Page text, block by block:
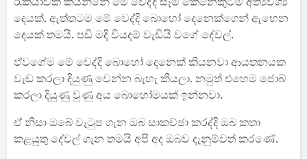
දෙයක්. ඇත්තටම මේ වෙද්දි බොහෝ දෙනෙක්ගෙන් ඇහෙන
දෙයක් තමයි. පඩි මදි වියදම් වැඩියි වගේ දේවල්.
ඒවගේම මේ වෙද්දි බොහෝ දෙනෙක් කියනවා ආයතනයක
වැඩ කරලා දියුණු වෙන්න බැහැ කියලා. නමුත් එහෙම ජොබ්
කරලා දියුණු වුණු අය බොහෝමයක් ඉන්නවා.
ඒ නිසා ඔබේ වැටුප ගැන ඔබ සාකච්ඡා කරද්දි ඔබ කතා
කළයුතු දේවල් ගැන තමයි අපි අද ඔබව දැනුම්වත් කරණේ.